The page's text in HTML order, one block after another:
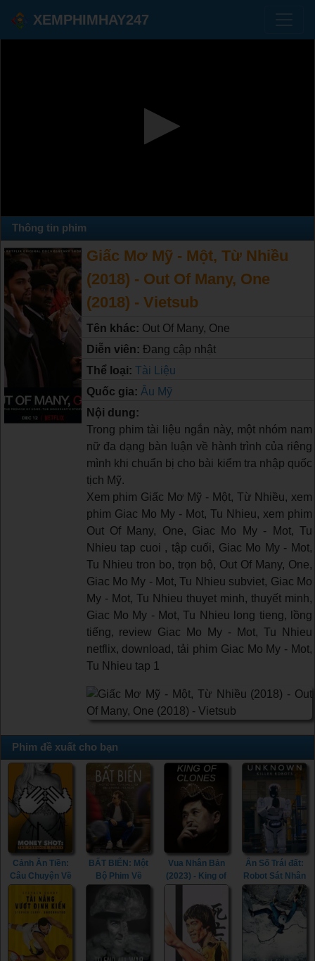
XEMPHIMHAY247
Thông tin phim
Giấc Mơ Mỹ - Một, Từ Nhiều
(2018) - Out Of Many, One
(2018) - Vietsub
Tên khác: Out Of Many, One
Diễn viên: Đang cập nhật
Thể loại: Tài Liệu
Quốc gia: Âu Mỹ
Nội dung:
Trong phim tài liệu ngắn này, một nhóm nam
nữ đa dạng bàn luận về hành trình của riêng
mình khi chuẩn bị cho bài kiểm tra nhập quốc
tịch Mỹ.
Xem phim Giấc Mơ Mỹ - Một, Từ Nhiều, xem
phim Giac Mo My - Mot, Tu Nhieu, xem phim
Out Of Many, One, Giac Mo My - Mot, Tu
Nhieu tap cuoi , tập cuối, Giac Mo My - Mot,
Tu Nhieu tron bo, trọn bộ, Out Of Many, One,
Giac Mo My - Mot, Tu Nhieu subviet, Giac Mo
My - Mot, Tu Nhieu thuyet minh, thuyết minh,
Giac Mo My - Mot, Tu Nhieu long tieng, lồng
tiếng, review Giac Mo My - Mot, Tu Nhieu
netflix, download, tải phim Giac Mo My - Mot,
Tu Nhieu tap 1
Phim đề xuất cho bạn
Cảnh Ăn Tiền:
Câu Chuyện Về
- Money Shot:
The Pornhub
Story (2023)
BẤT BIẾN: Một
Bộ Phim Về
(2023) - STILL:
A Michael J. Fox
Movie (2023)
Vua Nhân Bản
(2023) - King of
Ẩn Số Trái đất:
Robot Sát Nhân
Unknown: Killer
Robots (2023)